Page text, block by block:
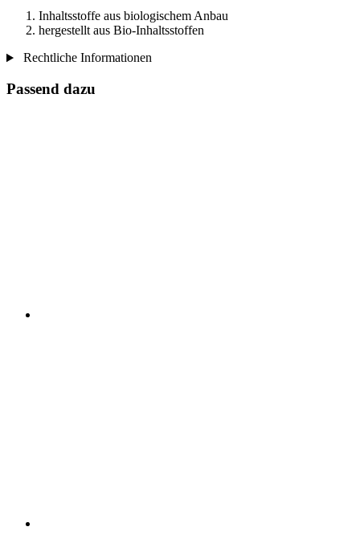
Inhaltsstoffe aus biologischem Anbau
hergestellt aus Bio-Inhaltsstoffen
Rechtliche Informationen
Passend dazu